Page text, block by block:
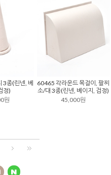
3종(린넨, 베
정)
원
60465 각라운드 목걸이, 팔찌
소/대 3종(린넨, 베이지, 검정)
45,000원